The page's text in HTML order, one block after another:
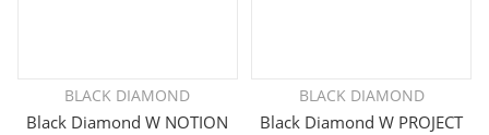
BLACK DIAMOND
Black Diamond W NOTION
BLACK DIAMOND
Black Diamond W PROJECT